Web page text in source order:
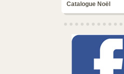
Catalogue Noël